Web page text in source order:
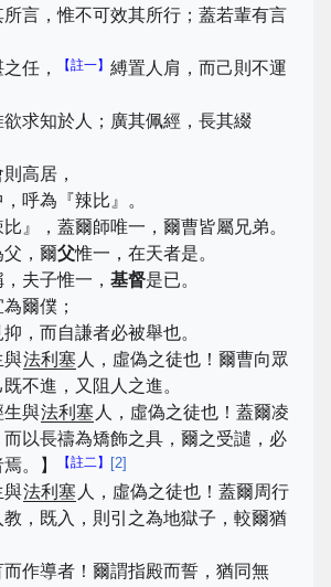
言，惟不可效其所行；蓋若輩有言
任， 【註一】縛置人肩，而己則不運
欲求知於人；廣其佩經，長其綴
高居，
呼為『辣比』。
』，蓋爾師唯一，爾曹皆屬兄弟。
父，爾父惟一，在天者是。
夫子惟一，基督是已。
爾僕；
，而自謙者必被舉也。
與法利塞 人，虛偽之徒也！爾曹向眾
不進，又阻人之進。
生與法利塞 人，虛偽之徒也！蓋爾凌
以長禱為矯飾之具，爾之受譴，必
。】
【註二】 [2]
與法利塞 人，虛偽之徒也！蓋爾周行
，既入，則引之為地獄子，較爾猶
作導者！爾謂指殿而誓，猶同無